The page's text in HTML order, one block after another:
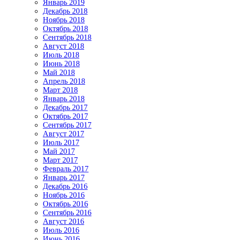
Январь 2019
Декабрь 2018
Ноябрь 2018
Октябрь 2018
Сентябрь 2018
Август 2018
Июль 2018
Июнь 2018
Май 2018
Апрель 2018
Март 2018
Январь 2018
Декабрь 2017
Октябрь 2017
Сентябрь 2017
Август 2017
Июль 2017
Май 2017
Март 2017
Февраль 2017
Январь 2017
Декабрь 2016
Ноябрь 2016
Октябрь 2016
Сентябрь 2016
Август 2016
Июль 2016